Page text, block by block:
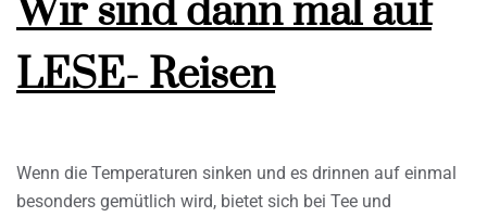
Wir sind dann mal auf
LESE- Reisen
Wenn die Temperaturen sinken und es drinnen auf einmal
besonders gemütlich wird, bietet sich bei Tee und